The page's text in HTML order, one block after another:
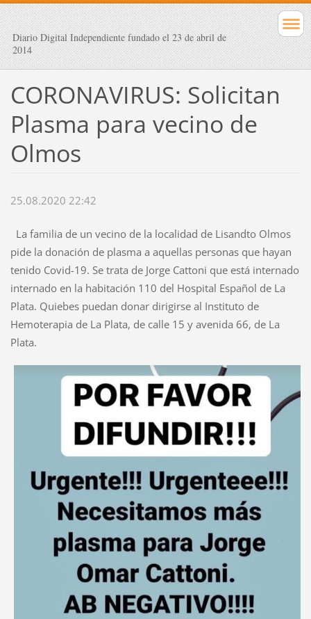
Diario Digital Independiente fundado el 23 de abril de
2014
CORONAVIRUS: Solicitan
Plasma para vecino de
Olmos
25.08.2020 22:42
La familia de un vecino de la localidad de Lisandto Olmos
pide la donación de plasma a aquellas personas que hayan
tenido Covid-19. Se trata de Jorge Cattoni que está internado
internado en la habitación 110 del Hospital Español de La
Plata. Quiebes puedan donar dirigirse al Instituto de
Hemoterapia de La Plata, de calle 15 y avenida 66, de La
Plata.